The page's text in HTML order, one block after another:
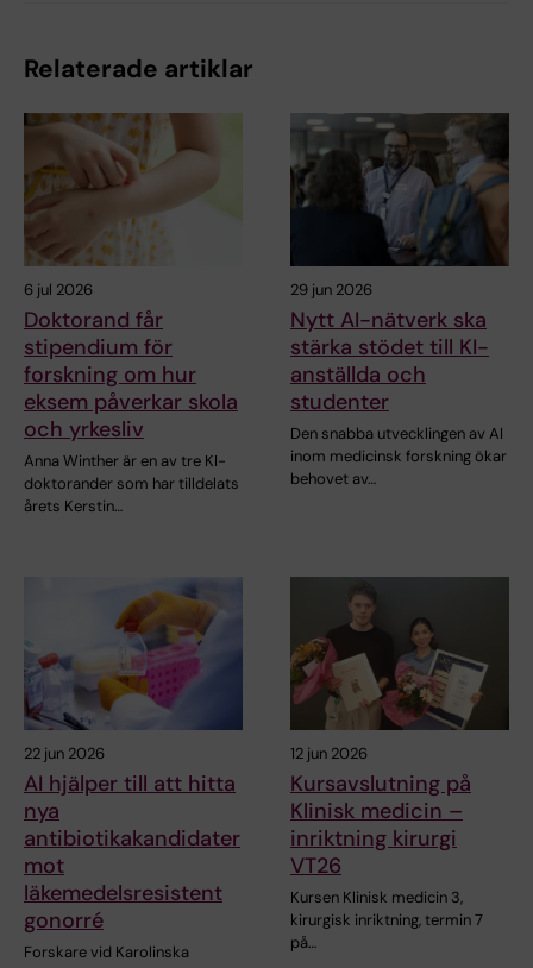
Relaterade artiklar
6 jul 2026
Doktorand får
stipendium för
forskning om hur
eksem påverkar skola
och yrkesliv
Anna Winther är en av tre KI-
doktorander som har tilldelats
årets Kerstin…
29 jun 2026
Nytt AI-nätverk ska
stärka stödet till KI-
anställda och
studenter
Den snabba utvecklingen av AI
inom medicinsk forskning ökar
behovet av…
22 jun 2026
AI hjälper till att hitta
nya
antibiotikakandidater
mot
läkemedelsresistent
gonorré
Forskare vid Karolinska
12 jun 2026
Kursavslutning på
Klinisk medicin –
inriktning kirurgi
VT26
Kursen Klinisk medicin 3,
kirurgisk inriktning, termin 7
på…